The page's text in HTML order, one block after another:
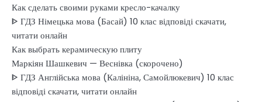
Как сделать своими руками кресло-качалку
ᐈ ГДЗ Німецька мова (Басай) 10 клас відповіді скачати,
читати онлайн
Как выбрать керамическую плиту
Маркіян Шашкевич — Веснівка (скорочено)
ᐈ ГДЗ Англійська мова (Калініна, Самойлюкевич) 10 клас
відповіді скачати, читати онлайн